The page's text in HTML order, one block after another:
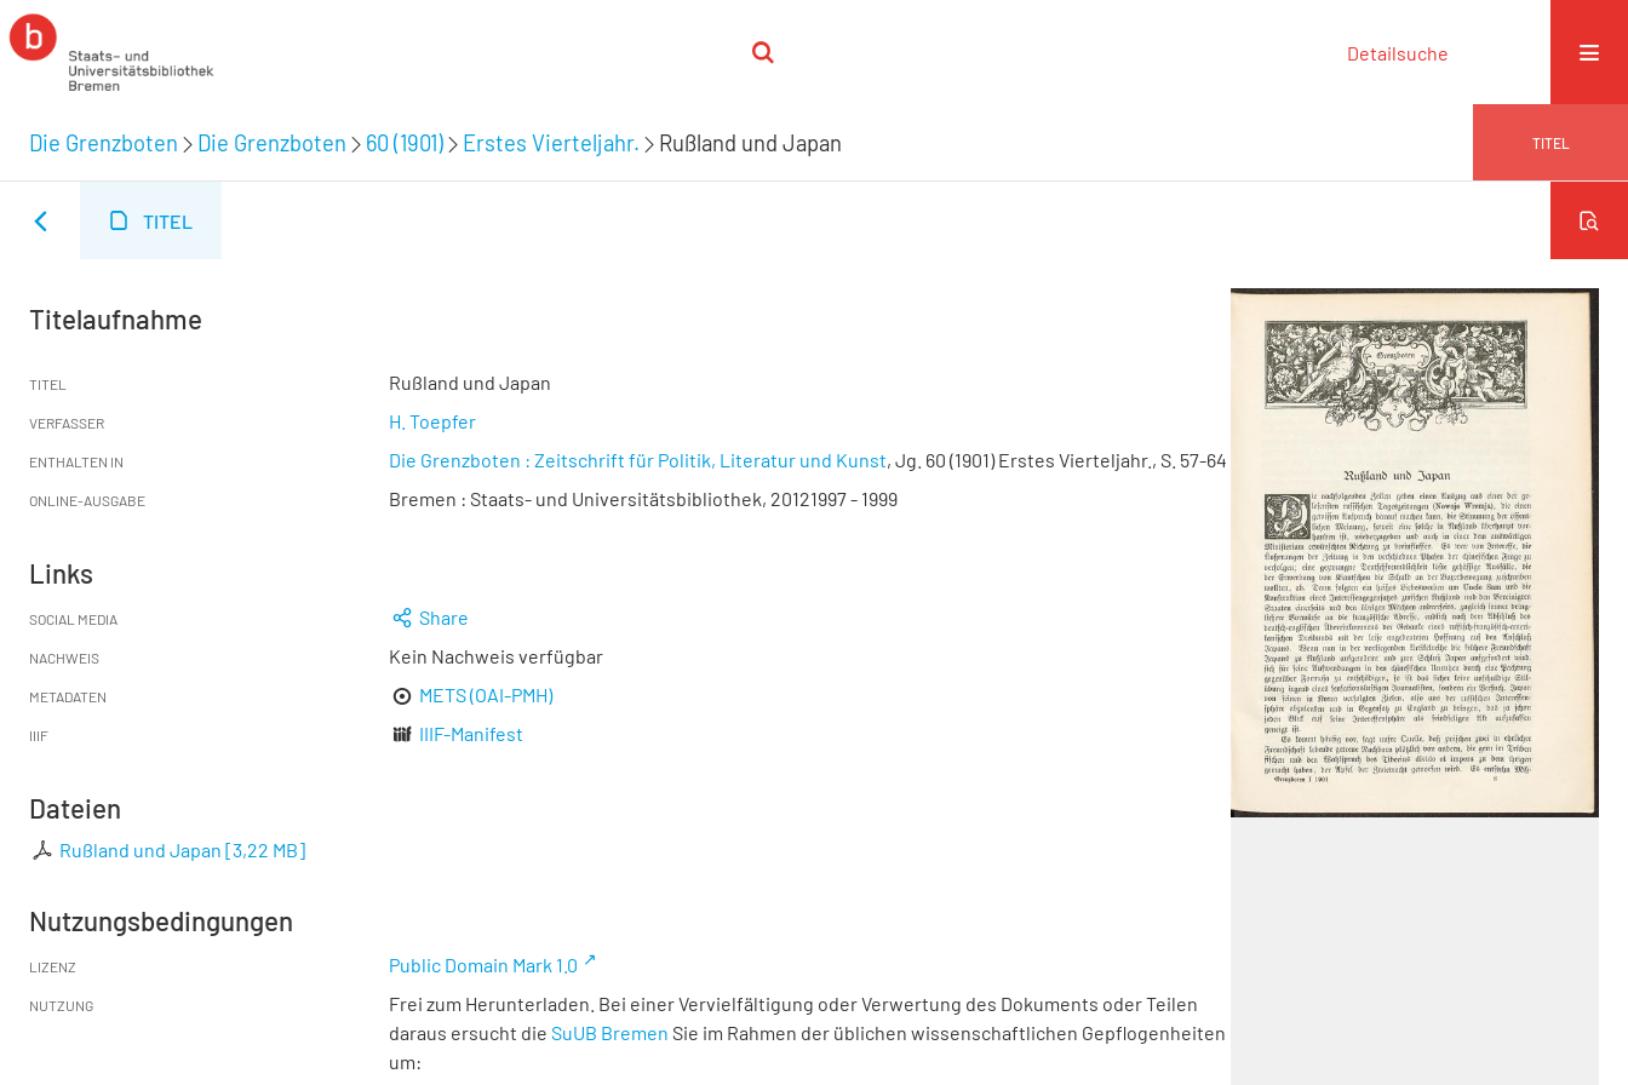
Detailsuche
Die Grenzboten Die Grenzboten 60 (1901) Erstes Vierteljahr. Rußland und Japan TITEL
TITEL
Titelaufnahme
TITEL Rußland und Japan
VERFASSER H. Toepfer
ENTHALTEN IN Die Grenzboten : Zeitschrift für Politik, Literatur und Kunst, Jg. 60 (1901) Erstes Vierteljahr., S. 57-64
ONLINE-AUSGABE Bremen : Staats- und Universitätsbibliothek, 20121997 - 1999
Links
SOCIAL MEDIA Share
NACHWEIS Kein Nachweis verfügbar
METADATEN METS (OAI-PMH)
IIIF IIIF-Manifest
Dateien
Rußland und Japan [3,22 MB]
Nutzungsbedingungen
LIZENZ Public Domain Mark 1.0
NUTZUNG
Frei zum Herunterladen. Bei einer Vervielfältigung oder Verwertung des Dokuments oder Teilen
daraus ersucht die SuUB Bremen Sie im Rahmen der üblichen wissenschaftlichen Gepflogenheiten
um: